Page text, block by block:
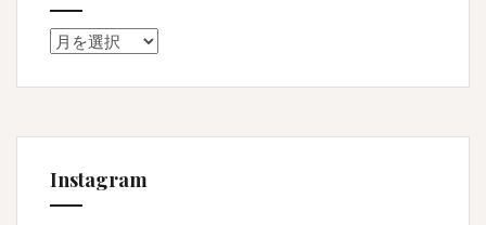
Archive
Instagram